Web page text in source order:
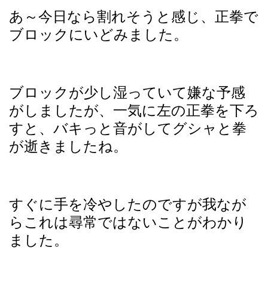
あ～今日なら割れそうと感じ、正拳で
ブロックにいどみました。
ブロックが少し湿っていて嫌な予感
がしましたが、一気に左の正拳を下ろ
すと、バキっと音がしてグシャと拳
が逝きましたね。
すぐに手を冷やしたのですが我なが
らこれは尋常ではないことがわかり
ました。